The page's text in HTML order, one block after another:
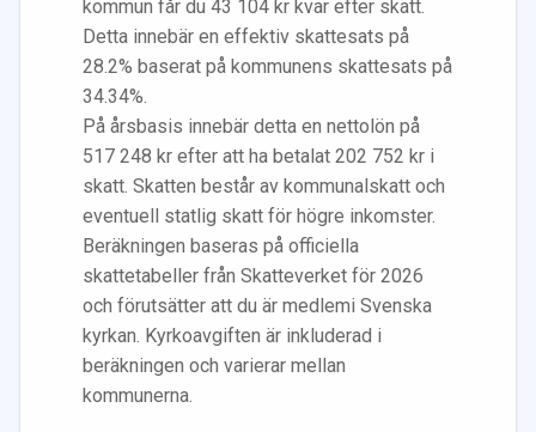
kommun får du 43 104 kr kvar efter skatt.
Detta innebär en effektiv skattesats på
28.2% baserat på kommunens skattesats på
34.34%.
På årsbasis innebär detta en nettolön på
517 248 kr efter att ha betalat 202 752 kr i
skatt. Skatten består av kommunalskatt och
eventuell statlig skatt för högre inkomster.
Beräkningen baseras på officiella
skattetabeller från Skatteverket för 2026
och förutsätter att du är medlemi Svenska
kyrkan. Kyrkoavgiften är inkluderad i
beräkningen och varierar mellan
kommunerna.